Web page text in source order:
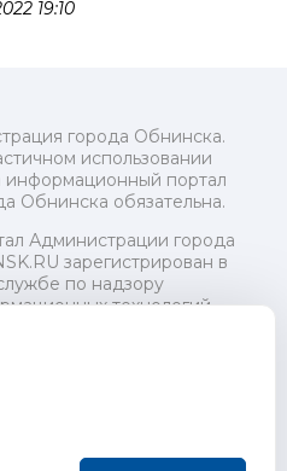
19:10
города Обнинска.
использовании
информационный портал
Обнинска обязательна.
Администрации города
зарегистрирован в
по надзору
технологий
(Роскомнадзор) 24 июля
года.
Эл № ФС77-73321
(исполнительно-
городского округа "Город
Байкова Е.А.